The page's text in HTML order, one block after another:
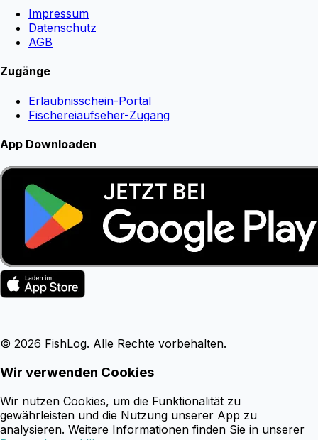
Impressum
Datenschutz
AGB
Zugänge
Erlaubnisschein-Portal
Fischereiaufseher-Zugang
App Downloaden
© 2026 FishLog. Alle Rechte vorbehalten.
Wir verwenden Cookies
Wir nutzen Cookies, um die Funktionalität zu
gewährleisten und die Nutzung unserer App zu
analysieren. Weitere Informationen finden Sie in unserer